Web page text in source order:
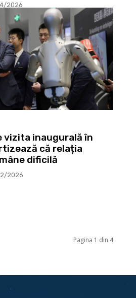
2026
vizita inaugurală în
că relația
dificilă
2026
Pagina 1 din 4